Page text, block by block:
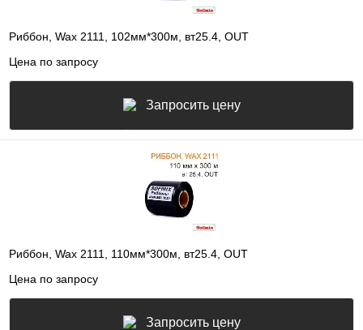
Риббон, Wax 2111, 102мм*300м, вт25.4, OUT
Цена по запросу
Запросить цену
Риббон, Wax 2111, 110мм*300м, вт25.4, OUT
Цена по запросу
Запросить цену